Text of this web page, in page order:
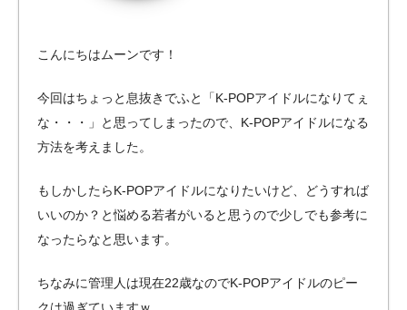
こんにちはムーンです！
今回はちょっと息抜きでふと「K-POPアイドルになりてぇ
な・・・」と思ってしまったので、K-POPアイドルになる
方法を考えました。
もしかしたらK-POPアイドルになりたいけど、どうすれば
いいのか？と悩める若者がいると思うので少しでも参考に
なったらなと思います。
ちなみに管理人は現在22歳なのでK-POPアイドルのピー
クは過ぎていますｗ